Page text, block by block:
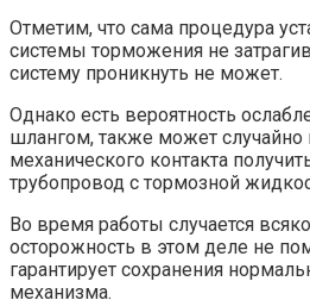
Отметим, что сама процедура
системы торможения не
систему проникнуть не может.
Однако есть вероятность
шлангом, также может
механического контакта
трубопровод с тормозной
Во время работы случается
осторожность в этом деле не
гарантирует сохранения
механизма.